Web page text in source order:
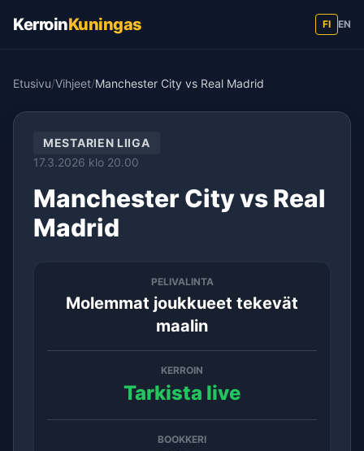
KerroinKuningas FI EN
Etusivu/Vihjeet/Manchester City vs Real Madrid
MESTARIEN LIIGA
17.3.2026 klo 20.00
Manchester City vs Real
Madrid
PELIVALINTA
Molemmat joukkueet tekevät
maalin
KERROIN
Tarkista live
BOOKKERI